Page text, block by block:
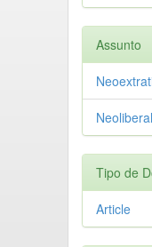
Assunto
Tipo de
Article